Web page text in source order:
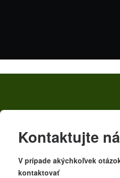
Kontaktujte
V prípade akýchkoľvek
kontaktovať